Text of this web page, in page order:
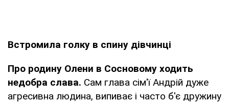
Встромила голку в спину дівчинці
Про родину Олени в Сосновому ходить
недобра слава. Сам глава сім'ї Андрій дуже
агресивна людина, випиває і часто б'є дружину